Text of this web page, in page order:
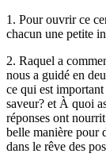
1. Pour ouvrir ce
chacun une petite
2. Raquel a
nous a guidé en
ce qui est
saveur? et À quoi
réponses ont
belle manière pour
dans le rêve des